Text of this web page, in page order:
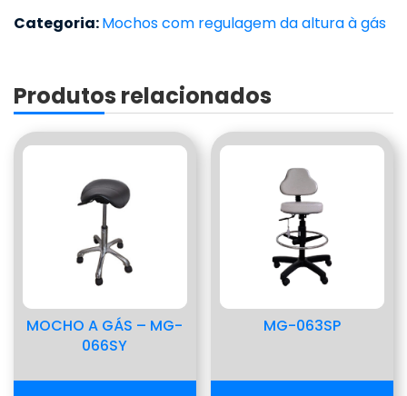
Categoria:Mochos com regulagem da altura à gás
Produtos relacionados
MOCHO A GÁS – MG-
066SY
MG-063SP